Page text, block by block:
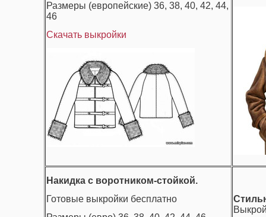
Размеры (европейские) 36, 38, 40, 42, 44,
46
Скачать выкройки
Накидка с воротником-стойкой.
Готовые выкройки бесплатно